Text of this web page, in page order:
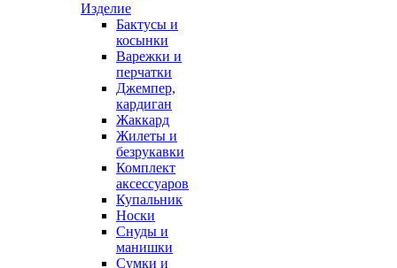
Изделие
Бактусы и
косынки
Варежки и
перчатки
Джемпер,
кардиган
Жаккард
Жилеты и
безрукавки
Комплект
аксессуаров
Купальник
Носки
Снуды и
манишки
Сумки и